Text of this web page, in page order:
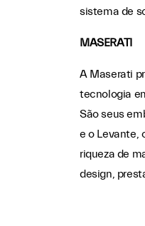
sistema de
MASERATI
A Maserati
tecnologia
São seus
e o Levante,
riqueza de
design,